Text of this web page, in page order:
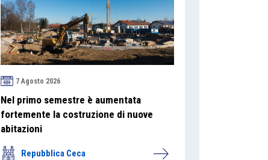
7 Agosto 2026
Nel primo semestre è aumentata
fortemente la costruzione di nuove
abitazioni
Repubblica Ceca